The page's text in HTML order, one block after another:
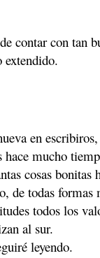
contar con tan
extendido.
en
hace mucho
cosas bonitas
de todas
todos los
al sur.
leyendo.